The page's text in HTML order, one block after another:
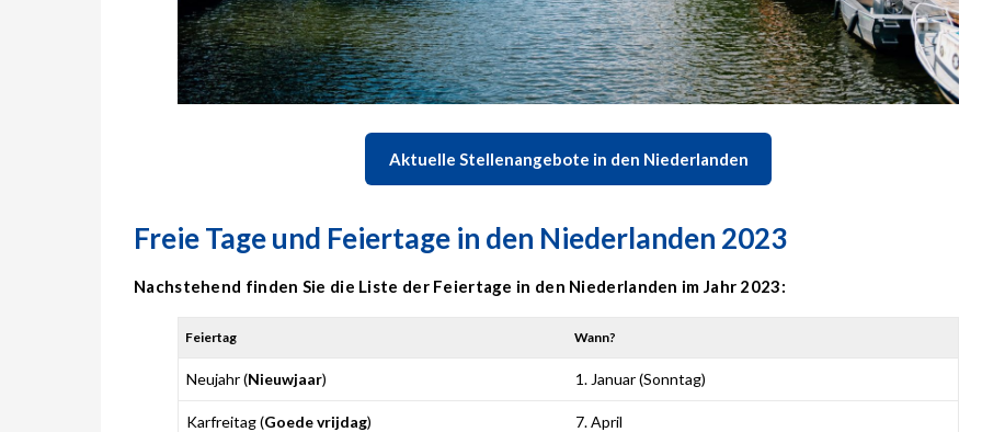
Aktuelle Stellenangebote in den Niederlanden
Freie Tage und Feiertage in den Niederlanden 2023
Nachstehend finden Sie die Liste der Feiertage in den Niederlanden im Jahr 2023:
Feiertag Wann?
Neujahr (Nieuwjaar) 1. Januar (Sonntag)
Karfreitag (Goede vrijdag) 7. April